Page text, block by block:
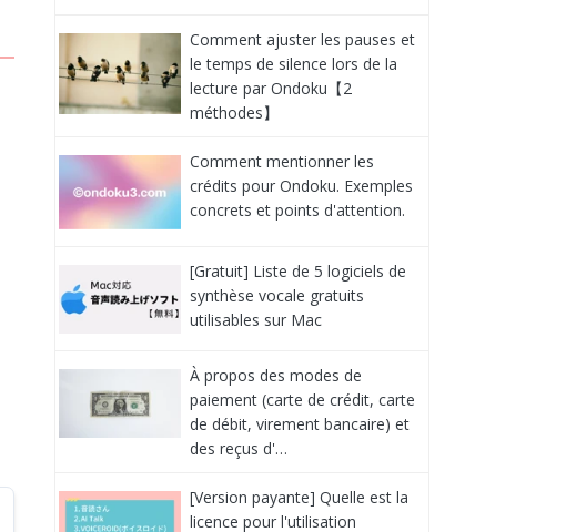
Comment ajuster les pauses et
le temps de silence lors de la
lecture par Ondoku【2
méthodes】
Comment mentionner les
crédits pour Ondoku. Exemples
concrets et points d'attention.
[Gratuit] Liste de 5 logiciels de
synthèse vocale gratuits
utilisables sur Mac
À propos des modes de
paiement (carte de crédit, carte
de débit, virement bancaire) et
des reçus d'…
[Version payante] Quelle est la
licence pour l'utilisation